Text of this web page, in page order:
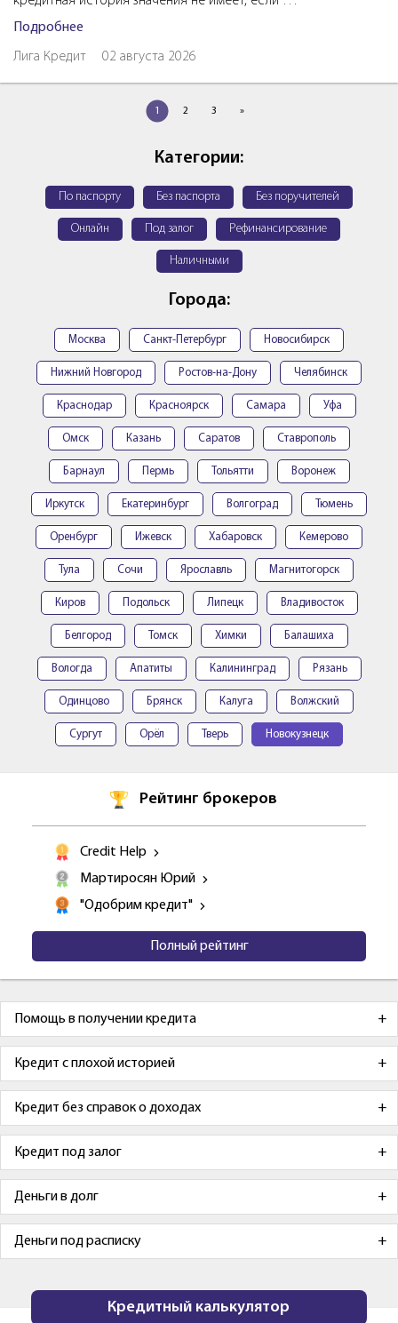
Подробнее
Лига Кредит 02 августа 2026
1 2 3 »
Категории:
По паспорту Без паспорта Без поручителей
Онлайн Под залог Рефинансирование
Наличными
Города:
Москва Санкт-Петербург Новосибирск
Нижний Новгород Ростов-на-Дону Челябинск
Краснодар Красноярск Самара Уфа
Омск Казань Саратов Ставрополь
Барнаул Пермь Тольятти Воронеж
Иркутск Екатеринбург Волгоград Тюмень
Оренбург Ижевск Хабаровск Кемерово
Тула Сочи Ярославль Магнитогорск
Киров Подольск Липецк Владивосток
Белгород Томск Химки Балашиха
Вологда Апатиты Калининград Рязань
Одинцово Брянск Калуга Волжский
Сургут Орёл Тверь Новокузнецк
Рейтинг брокеров
Credit Help
Мартиросян Юрий
"Одобрим кредит"
Полный рейтинг
Помощь в получении кредита
Кредит с плохой историей
Кредит без справок о доходах
Кредит под залог
Деньги в долг
Деньги под расписку
Кредитный калькулятор